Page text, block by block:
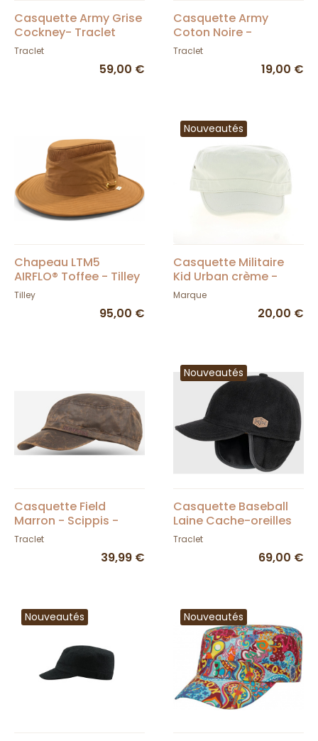
Casquette Army Grise
Cockney- Traclet
Traclet
59,00 €
Casquette Army
Coton Noire -
Beechfield
Traclet
19,00 €
Chapeau LTM5
AIRFLO® Toffee - Tilley
Tilley
95,00 €
Nouveautés
Casquette Militaire
Kid Urban crème -
Atlantis
Marque
20,00 €
Casquette Field
Marron - Scippis -
Traclet
Traclet
39,99 €
Nouveautés
Casquette Baseball
Laine Cache-oreilles
Noir - Mjm
Traclet
69,00 €
Nouveautés Nouveautés